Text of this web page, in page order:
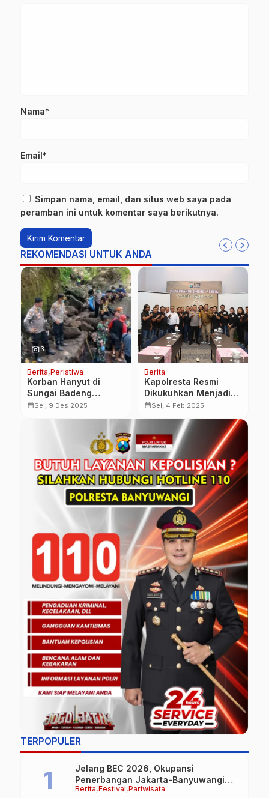
Nama*
Email*
Simpan nama, email, dan situs web saya pada
peramban ini untuk komentar saya berikutnya.
REKOMENDASI UNTUK ANDA
photo_camera3
Berita Peristiwa
Korban Hanyut di
Sungai Badeng
Ditemukan, Pencarian
calendar_monthSel, 9 Des 2025
Berita
Kapolresta Resmi
Dikukuhkan Menjadi
Pembina Utama IJTI
calendar_monthSel, 4 Feb 2025
TERPOPULER
Berita Festival Pariwisata
Jelang BEC 2026, Okupansi
Penerbangan Jakarta-Banyuwangi
Tembus 90 Persen